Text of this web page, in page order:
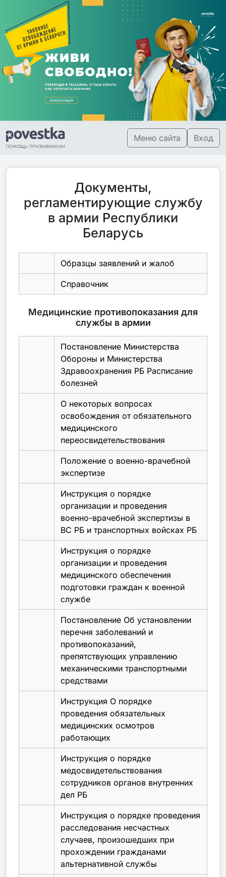
Меню сайта Вход
Документы,
регламентирующие службу
в армии Республики
Беларусь
Образцы заявлений и жалоб
Справочник
Медицинские противопоказания для
службы в армии
Постановление Министерства
Обороны и Министерства
Здравоохранения РБ Расписание
болезней
О некоторых вопросах
освобождения от обязательного
медицинского
переосвидетельствования
Положение о военно-врачебной
экспертизе
Инструкция о порядке
организации и проведения
военно-врачебной экспертизы в
ВС РБ и транспортных войсках РБ
Инструкция о порядке
организации и проведения
медицинского обеспечения
подготовки граждан к военной
службе
Постановление Об установлении
перечня заболеваний и
противопоказаний,
препятствующих управлению
механическими транспортными
средствами
Инструкция О порядке
проведения обязательных
медицинских осмотров
работающих
Инструкция о порядке
медосвидетельствования
сотрудников органов внутренних
дел РБ
Инструкция о порядке проведения
расследования несчастных
случаев, произошедших при
прохождении гражданами
альтернативной службы